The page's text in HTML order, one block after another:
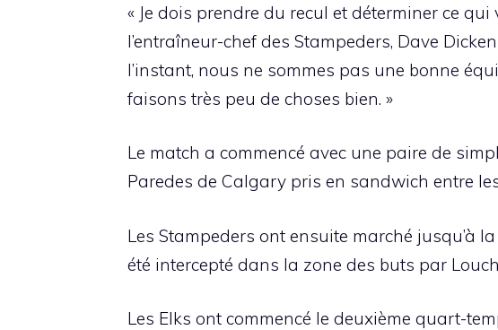
« Je dois prendre du recul et déterminer ce
l’entraîneur-chef des Stampeders, Dave
l’instant, nous ne sommes pas une bonne
faisons très peu de choses bien. »
Le match a commencé avec une paire de
Paredes de Calgary pris en sandwich entre
Les Stampeders ont ensuite marché jusqu’à
été intercepté dans la zone des buts par
Les Elks ont commencé le deuxième quart-